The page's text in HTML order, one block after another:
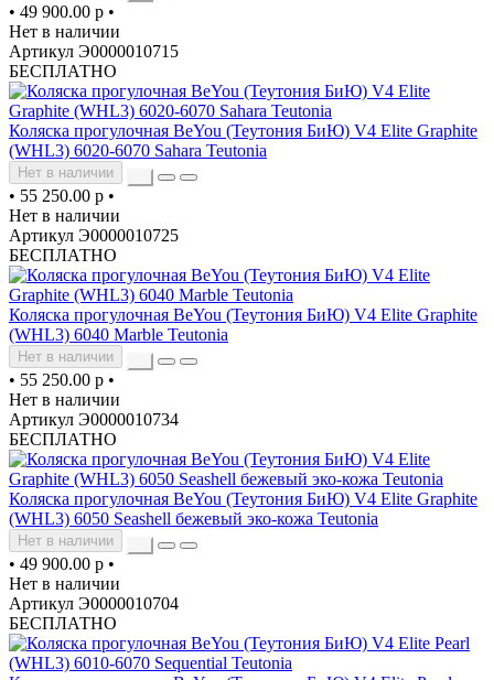
• 49 900.00 р •
Нет в наличии
Артикул Э0000010715
БЕСПЛАТНО
Коляска прогулочная BeYou (Теутония БиЮ) V4 Elite Graphite
(WHL3) 6020-6070 Sahara Teutonia
Нет в наличии
• 55 250.00 р •
Нет в наличии
Артикул Э0000010725
БЕСПЛАТНО
Коляска прогулочная BeYou (Теутония БиЮ) V4 Elite Graphite
(WHL3) 6040 Marble Teutonia
Нет в наличии
• 55 250.00 р •
Нет в наличии
Артикул Э0000010734
БЕСПЛАТНО
Коляска прогулочная BeYou (Теутония БиЮ) V4 Elite Graphite
(WHL3) 6050 Seashell бежевый эко-кожа Teutonia
Нет в наличии
• 49 900.00 р •
Нет в наличии
Артикул Э0000010704
БЕСПЛАТНО